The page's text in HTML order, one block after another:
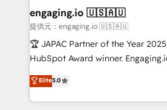
built to scale.
Também somos distribuidores
e de mais de 150 softwares
contratar e pagar a HubSpot em
fiscal no Brasil e gerar economia
Oferecemos ainda agentes de IA
HubSpot que automatizam
engaging.io 🇺🇸🇦🇺
提供元：engaging.io 🇺🇸🇦🇺
🏆 JAPAC Partner of the Year
HubSpot Award winner. Engaging.io is one of
HubSpot’s most experienced
globally, delivering complex
implementations for 16+ years.
Elite5.0